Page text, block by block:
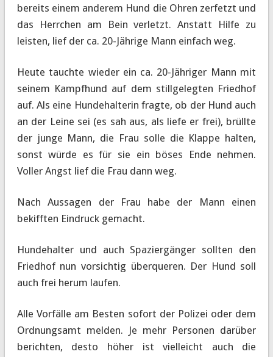
bereits einem anderem Hund die Ohren zerfetzt und
das Herrchen am Bein verletzt. Anstatt Hilfe zu
leisten, lief der ca. 20-Jährige Mann einfach weg.
Heute tauchte wieder ein ca. 20-Jähriger Mann mit
seinem Kampfhund auf dem stillgelegten Friedhof
auf. Als eine Hundehalterin fragte, ob der Hund auch
an der Leine sei (es sah aus, als liefe er frei), brüllte
der junge Mann, die Frau solle die Klappe halten,
sonst würde es für sie ein böses Ende nehmen.
Voller Angst lief die Frau dann weg.
Nach Aussagen der Frau habe der Mann einen
bekifften Eindruck gemacht.
Hundehalter und auch Spaziergänger sollten den
Friedhof nun vorsichtig überqueren. Der Hund soll
auch frei herum laufen.
Alle Vorfälle am Besten sofort der Polizei oder dem
Ordnungsamt melden. Je mehr Personen darüber
berichten, desto höher ist vielleicht auch die